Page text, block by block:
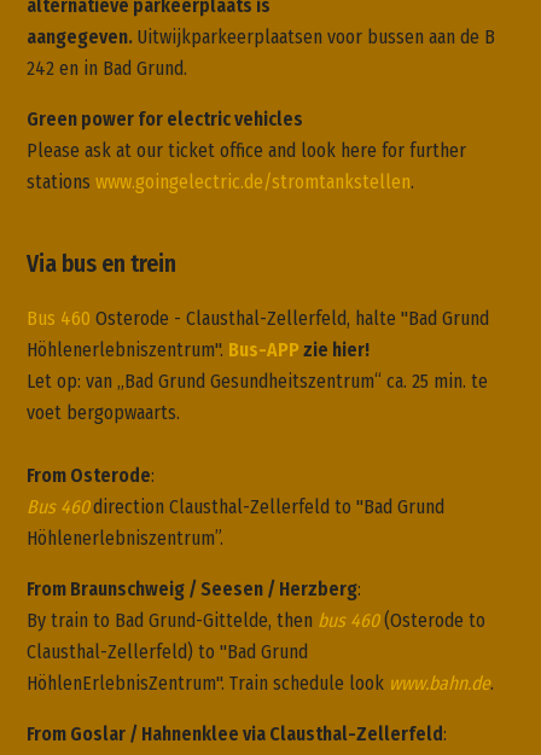
alternatieve parkeerplaats is
aangegeven. Uitwijkparkeerplaatsen voor bussen aan de B
242 en in Bad Grund.
Green power for electric vehicles
Please ask at our ticket office and look here for further
stationswww.goingelectric.de/stromtankstellen.
Via bus en trein
Bus 460 Osterode - Clausthal-Zellerfeld, halte "Bad Grund
Höhlenerlebniszentrum". Bus-APP zie hier!
Let op: van „Bad Grund Gesundheitszentrum“ ca. 25 min. te
voet bergopwaarts.
From Osterode:
Bus 460direction Clausthal-Zellerfeld to "Bad Grund
Höhlenerlebniszentrum”.
From Braunschweig / Seesen / Herzberg:
By train to Bad Grund-Gittelde, then bus 460(Osterode to
Clausthal-Zellerfeld) to "Bad Grund
HöhlenErlebnisZentrum". Train schedule look www.bahn.de.
From Goslar / Hahnenklee via Clausthal-Zellerfeld: